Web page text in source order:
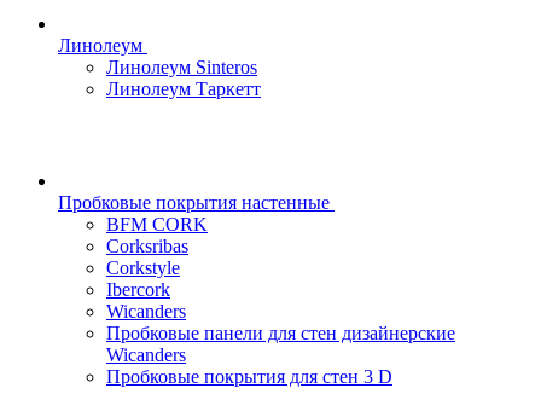
Линолеум
Линолеум Sinteros
Линолеум Таркетт
Пробковые покрытия настенные
BFM CORK
Corksribas
Corkstyle
Ibercork
Wicanders
Пробковые панели для стен дизайнерские
Wicanders
Пробковые покрытия для стен 3 D